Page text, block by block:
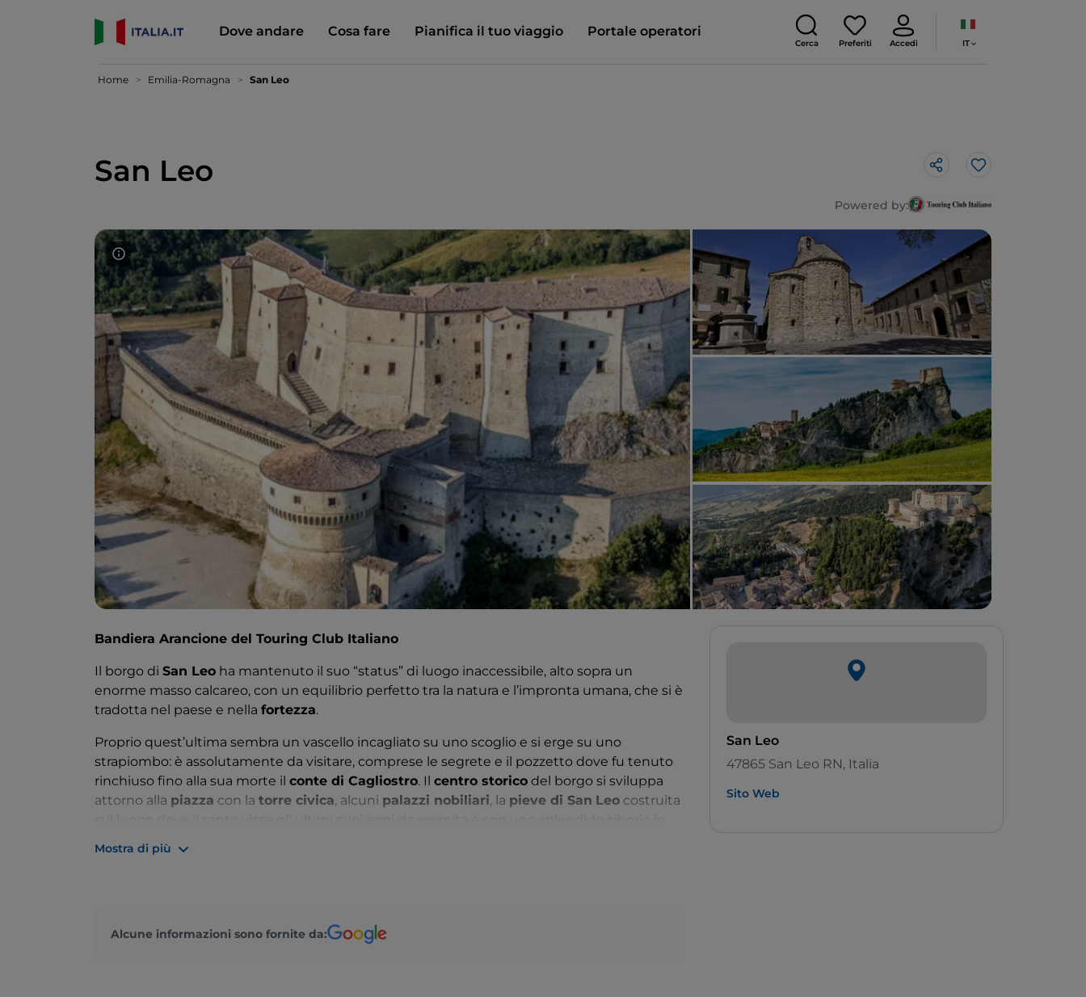
Dove andare Cosa fare Pianifica il tuo viaggio Portale operatori
Cerca Preferiti Accedi IT
Home Emilia-Romagna San Leo
San Leo Like
Powered by:
Bandiera Arancione del Touring Club Italiano
Il borgo di San Leo ha mantenuto il suo “status” di luogo inaccessibile, alto sopra un
enorme masso calcareo, con un equilibrio perfetto tra la natura e l’impronta umana, che si è
tradotta nel paese e nella fortezza.
Proprio quest’ultima sembra un vascello incagliato su uno scoglio e si erge su uno
strapiombo: è assolutamente da visitare, comprese le segrete e il pozzetto dove fu tenuto
rinchiuso fino alla sua morte il conte di Cagliostro. Il centro storico del borgo si sviluppa
attorno alla piazza con la torre civica, alcuni palazzi nobiliari, la pieve di San Leo costruita
allo strapiombo della rupe e, curiosamente, privo di una vera e propria facciata. Merita una
realizzato con radici di liquirizia, creato secondo la leggenda proprio dal Conte.
Mostra di più
Alcune informazioni sono fornite da:
San Leo
47865 San Leo RN, Italia
Sito Web